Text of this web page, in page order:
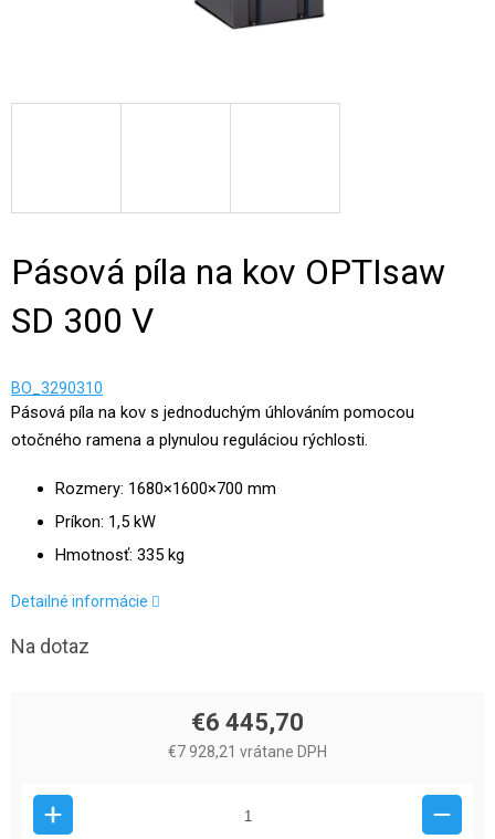
Pásová píla na kov OPTIsaw
SD 300 V
BO_3290310
Pásová píla na kov s jednoduchým úhlováním pomocou
otočného ramena a plynulou reguláciou rýchlosti.
Rozmery: 1680×1600×700 mm
Príkon: 1,5 kW
Hmotnosť: 335 kg
Detailné informácie
Na dotaz
€6 445,70
€7 928,21 vrátane DPH